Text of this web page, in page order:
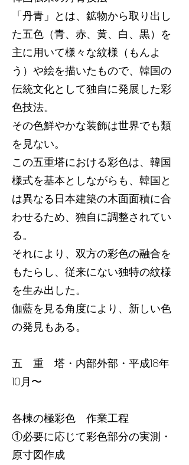
「丹青」とは、鉱物から取り出し
た五色（青、赤、黄、白、黒）を
主に用いて様々な紋様（もんよ
う）や絵を描いたもので、韓国の
伝統文化として独自に発展した彩
色技法。
その色鮮やかな装飾は世界でも類
を見ない。
この五重塔における彩色は、韓国
様式を基本としながらも、韓国と
は異なる日本建築の木面面積に合
わせるため、独自に調整されてい
る。
それにより、双方の彩色の融合を
もたらし、従来にない独特の紋様
を生み出した。
伽藍を見る角度により、新しい色
の発見もある。
五 重 塔・内部外部・平成18年
10月〜
各棟の極彩色 作業工程
①必要に応じて彩色部分の実測・
原寸図作成